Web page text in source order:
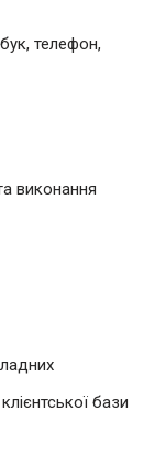
телефон,
виконання
бази